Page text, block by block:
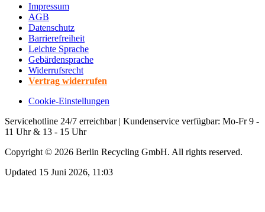
Impressum
AGB
Datenschutz
Barrierefreiheit
Leichte Sprache
Gebärdensprache
Widerrufsrecht
Vertrag widerrufen
Cookie-Einstellungen
Servicehotline 24/7 erreichbar | Kundenservice verfügbar: Mo-Fr 9 -
11 Uhr & 13 - 15 Uhr
Copyright © 2026 Berlin Recycling GmbH. All rights reserved.
Updated 15 Juni 2026, 11:03